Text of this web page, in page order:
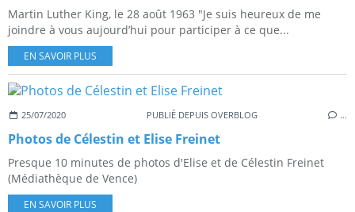
Martin Luther King, le 28 août 1963 "Je suis heureux de me
joindre à vous aujourd’hui pour participer à ce que...
EN SAVOIR PLUS
25/07/2020 PUBLIÉ DEPUIS OVERBLOG …
Photos de Célestin et Elise Freinet
Presque 10 minutes de photos d'Elise et de Célestin Freinet
(Médiathèque de Vence)
EN SAVOIR PLUS